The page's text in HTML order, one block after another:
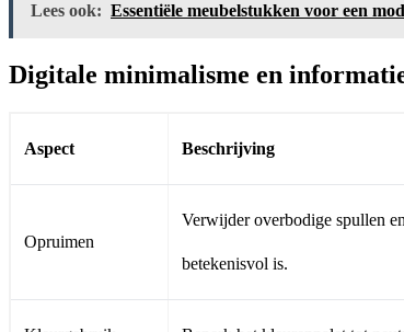
Lees ook: Essentiële meubelstukken voor een
Digitale minimalisme en
Aspect Beschrijving
Opruimen
Verwijder overbodige spullen
betekenisvol is.